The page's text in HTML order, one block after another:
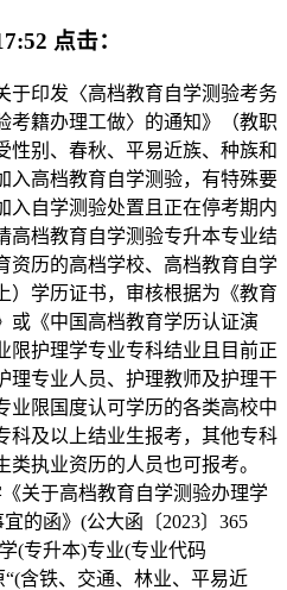
点击：
印发〈高档教育自学测验考务
考籍办理工做〉的通知》（教职
性别、春秋、平易近族、种族和
入高档教育自学测验，有特殊要
入自学测验处置且正在停考期内
高档教育自学测验专升本专业结
资历的高档学校、高档教育自学
）学历证书，审核根据为《教育
或《中国高档教育学历认证演
限护理学专业专科结业且目前正
理专业人员、护理教师及护理干
业限国度认可学历的各类高校中
科及以上结业生报考，其他专科
执业资历的人员也可报考。
关于高档教育自学测验办理学
的函》(公大函〔2023〕365
(专升本)专业(专业代码
含铁、交通、林业、平易近